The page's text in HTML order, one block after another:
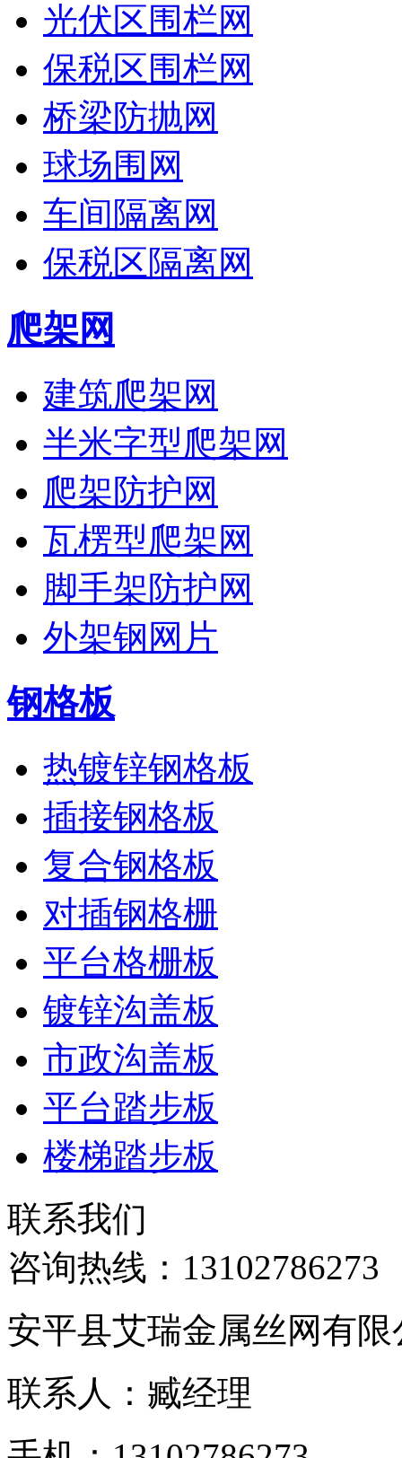
光伏区围栏网
保税区围栏网
桥梁防抛网
球场围网
车间隔离网
保税区隔离网
爬架网
建筑爬架网
半米字型爬架网
爬架防护网
瓦楞型爬架网
脚手架防护网
外架钢网片
钢格板
热镀锌钢格板
插接钢格板
复合钢格板
对插钢格栅
平台格栅板
镀锌沟盖板
市政沟盖板
平台踏步板
楼梯踏步板
联系我们
咨询热线： 13102786273
安平县艾瑞金属丝网有限
联系人：臧经理